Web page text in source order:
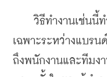
วิธีทำงานเช่นนี้ท
เฉพาะระหว่างแบร
ถึงพนักงานและทีมง